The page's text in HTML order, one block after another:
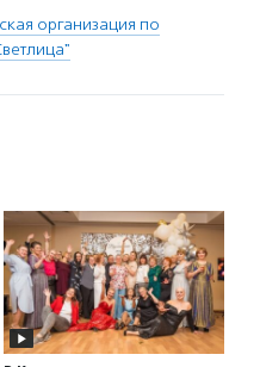
организация по